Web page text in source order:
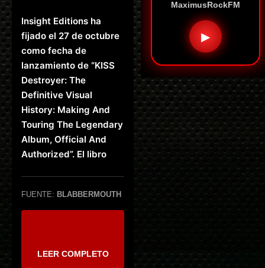
Insight Editions ha
fijado el 27 de octubre
como fecha de
lanzamiento de “KISS
Destroyer: The
Definitive Visual
History: Making And
Touring The Legendary
Album, Official And
Authorized”. El libro
FUENTE: BLABBERMOUTH
LEER COMPLETO
MaximusRockFM
▶